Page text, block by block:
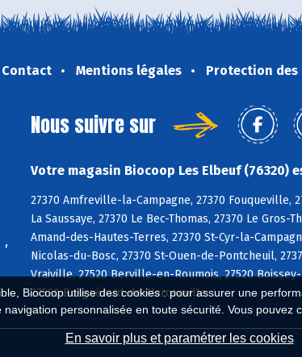
Biocoop utilise des cookies : pour assurer une
navigation personnalisée en toute sécurité. Vous
En savoir plus et paramétrer les cookies
Contact Mentions légales Protection des
,
Nous suivre sur
Votre magasin Biocoop Les Elbeuf (76320)
27370 Amfreville-la-Campagne, 27370 Fouqueville,
La Saussaye, 27370 Le Bec-Thomas, 27370 Le Gros-
Amand-des-Hautes-Terres, 27370 St-Cyr-la-
Nicolas-du-Bosc, 27370 St-Ouen-de-Pontcheuil,
Vraiville, 27520 Berville-en-Roumois, 27520
27520 Bosguérard-de-Marcouville